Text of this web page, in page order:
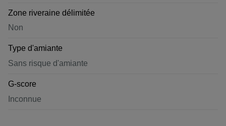
Zone riveraine délimitée
Non
Type d'amiante
Sans risque d'amiante
G-score
Inconnue